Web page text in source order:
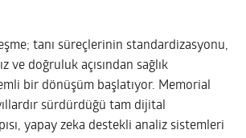
tanı süreçlerinin standardizasyonu,
ve doğruluk açısından sağlık
bir dönüşüm başlatıyor. Memorial
sürdürdüğü tam dijital
yapay zeka destekli analiz sistemleri